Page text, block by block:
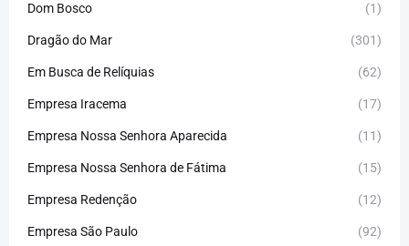
Dom Bosco (1)
Dragão do Mar (301)
Em Busca de Relíquias (62)
Empresa Iracema (17)
Empresa Nossa Senhora Aparecida (11)
Empresa Nossa Senhora de Fátima (15)
Empresa Redenção (12)
Empresa São Paulo (92)